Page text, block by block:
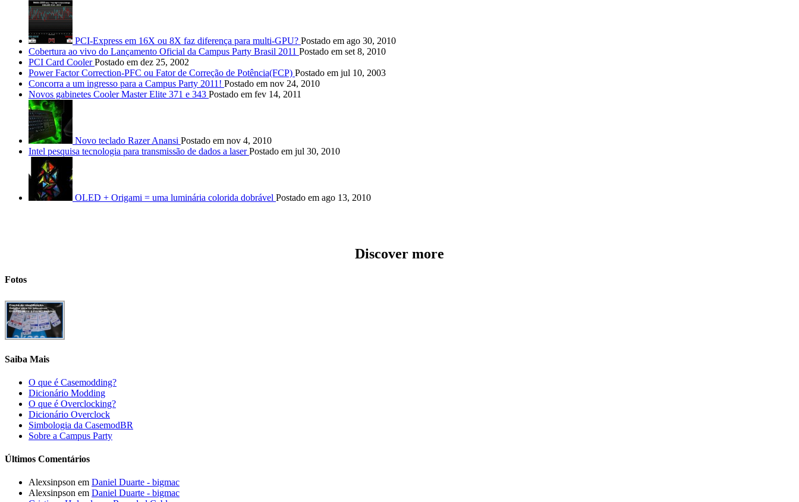
PCI-Express em 16X ou 8X faz diferença para multi-GPU? Postado em ago 30, 2010
Cobertura ao vivo do Lançamento Oficial da Campus Party Brasil 2011 Postado em set 8, 2010
PCI Card Cooler Postado em dez 25, 2002
Power Factor Correction-PFC ou Fator de Correção de Potência(FCP) Postado em jul 10, 2003
Concorra a um ingresso para a Campus Party 2011! Postado em nov 24, 2010
Novos gabinetes Cooler Master Elite 371 e 343 Postado em fev 14, 2011
Novo teclado Razer Anansi Postado em nov 4, 2010
Intel pesquisa tecnologia para transmissão de dados a laser Postado em jul 30, 2010
OLED + Origami = uma luminária colorida dobrável Postado em ago 13, 2010
Discover more
Fotos
Saiba Mais
O que é Casemodding?
Dicionário Modding
O que é Overclocking?
Dicionário Overclock
Simbologia da CasemodBR
Sobre a Campus Party
Últimos Comentários
Alexsinpson em Daniel Duarte - bigmac
Alexsinpson em Daniel Duarte - bigmac